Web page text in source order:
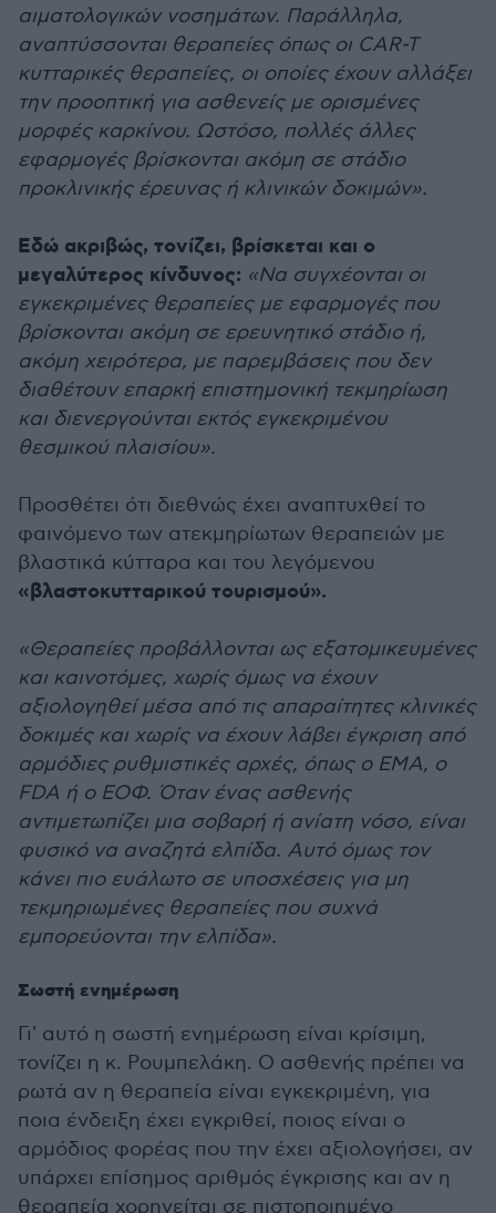
αιματολογικών νοσημάτων. Παράλληλα,
αναπτύσσονται θεραπείες όπως οι CAR-T
κυτταρικές θεραπείες, οι οποίες έχουν αλλάξει
την προοπτική για ασθενείς με ορισμένες
μορφές καρκίνου. Ωστόσο, πολλές άλλες
εφαρμογές βρίσκονται ακόμη σε στάδιο
προκλινικής έρευνας ή κλινικών δοκιμών».
Εδώ ακριβώς, τονίζει, βρίσκεται και ο
μεγαλύτερος κίνδυνος: «Nα συγχέονται οι
εγκεκριμένες θεραπείες με εφαρμογές που
βρίσκονται ακόμη σε ερευνητικό στάδιο ή,
ακόμη χειρότερα, με παρεμβάσεις που δεν
διαθέτουν επαρκή επιστημονική τεκμηρίωση
και διενεργούνται εκτός εγκεκριμένου
θεσμικού πλαισίου».
Προσθέτει ότι διεθνώς έχει αναπτυχθεί το
φαινόμενο των ατεκμηρίωτων θεραπειών με
βλαστικά κύτταρα και του λεγόμενου
«βλαστοκυτταρικού τουρισμού».
«Θεραπείες προβάλλονται ως εξατομικευμένες
και καινοτόμες, χωρίς όμως να έχουν
αξιολογηθεί μέσα από τις απαραίτητες κλινικές
δοκιμές και χωρίς να έχουν λάβει έγκριση από
αρμόδιες ρυθμιστικές αρχές, όπως ο EMA, ο
FDA ή ο ΕΟΦ. Όταν ένας ασθενής
αντιμετωπίζει μια σοβαρή ή ανίατη νόσο, είναι
φυσικό να αναζητά ελπίδα. Αυτό όμως τον
κάνει πιο ευάλωτο σε υποσχέσεις για μη
τεκμηριωμένες θεραπείες που συχνά
εμπορεύονται την ελπίδα».
Σωστή ενημέρωση
Γι' αυτό η σωστή ενημέρωση είναι κρίσιμη,
τονίζει η κ. Ρουμπελάκη. Ο ασθενής πρέπει να
ρωτά αν η θεραπεία είναι εγκεκριμένη, για
ποια ένδειξη έχει εγκριθεί, ποιος είναι ο
αρμόδιος φορέας που την έχει αξιολογήσει, αν
υπάρχει επίσημος αριθμός έγκρισης και αν η
θεραπεία χορηγείται σε πιστοποιημένο